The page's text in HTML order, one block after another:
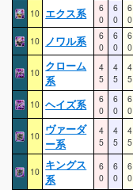
10 エクス系
6
0
6
0
6
0
10 ノワル系
6
0
6
0
6
0
10 クローム
系
4
5
4
5
4
5
10 ヘイズ系
6
0
6
0
6
0
10 ヴァーダ
ー系
4
5
4
5
4
5
10 キングス
系
6
0
6
0
6
0